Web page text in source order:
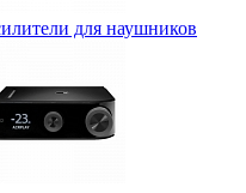
для наушников